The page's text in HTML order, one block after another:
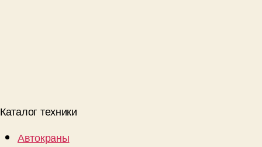
Каталог техники
Автокраны